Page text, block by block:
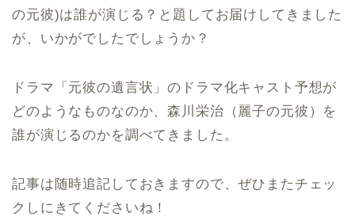
の元彼)は誰が演じる？と題してお届けしてきました
が、いかがでしたでしょうか？
ドラマ「元彼の遺言状」のドラマ化キャスト予想が
どのようなものなのか、森川栄治（麗子の元彼）を
誰が演じるのかを調べてきました。
記事は随時追記しておきますので、ぜひまたチェッ
クしにきてくださいね！